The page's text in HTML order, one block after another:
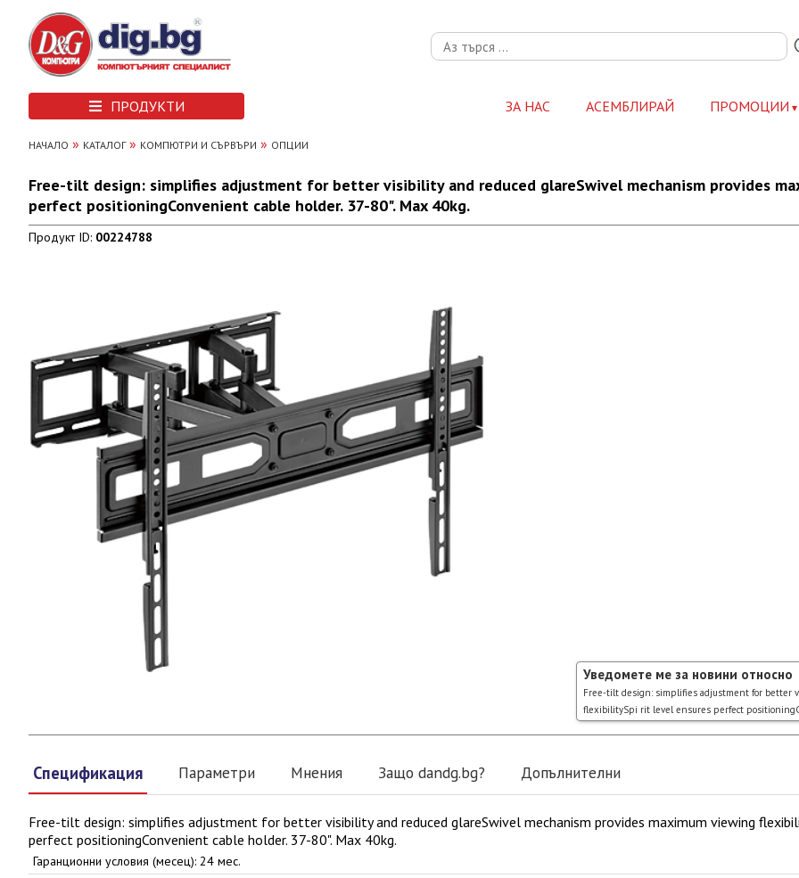
ПРОДУКТИ ЗА НАС АСЕМБЛИРАЙ ПРОМОЦИИ
НАЧАЛО » КАТАЛОГ» КОМПЮТРИ И СЪРВЪРИ » ОПЦИИ
Free-tilt design: simplifies adjustment for better visibility and reduced glareSwivel mechanism provides
perfect positioningConvenient cable holder. 37-80". Max 40kg.
Продукт ID: 00224788
Уведомете ме за новини относно
Free-tilt design: simplifies adjustment for better
flexibilitySpi rit level ensures perfect
Спецификация Параметри Мнения Защо dandg.bg? Допълнителни
Free-tilt design: simplifies adjustment for better visibility and reduced glareSwivel mechanism provides maximum viewing
perfect positioningConvenient cable holder. 37-80". Max 40kg.
Гаранционни условия (месец): 24 мес.